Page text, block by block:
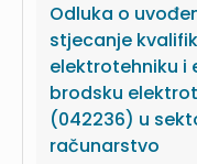
Odluka o
stjecanje
elektrotehniku i
brodsku
(042236) u
računarstvo